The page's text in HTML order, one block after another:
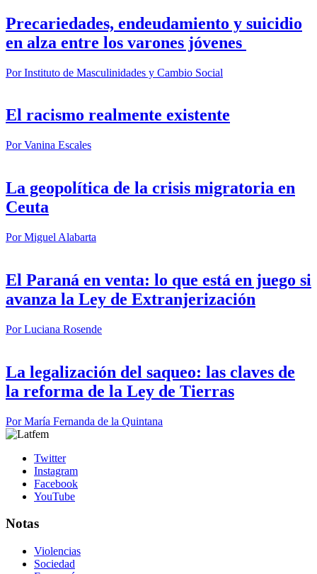
Precariedades, endeudamiento y suicidio
en alza entre los varones jóvenes
PorInstituto de Masculinidades y Cambio Social
El racismo realmente existente
PorVanina Escales
La geopolítica de la crisis migratoria en
Ceuta
PorMiguel Alabarta
El Paraná en venta: lo que está en juego si
avanza la Ley de Extranjerización
PorLuciana Rosende
La legalización del saqueo: las claves de
la reforma de la Ley de Tierras
PorMaría Fernanda de la Quintana
Twitter
Instagram
Facebook
YouTube
Notas
Violencias
Sociedad